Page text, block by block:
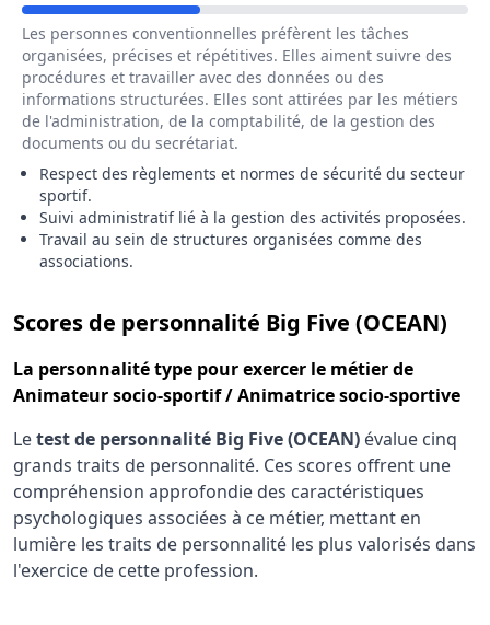
Les personnes conventionnelles préfèrent les tâches
organisées, précises et répétitives. Elles aiment suivre des
procédures et travailler avec des données ou des
informations structurées. Elles sont attirées par les métiers
de l'administration, de la comptabilité, de la gestion des
documents ou du secrétariat.
Respect des règlements et normes de sécurité du secteur
sportif.
Suivi administratif lié à la gestion des activités proposées.
Travail au sein de structures organisées comme des
associations.
Scores de personnalité Big Five (OCEAN)
La personnalité type pour exercer le métier de
Animateur socio-sportif / Animatrice socio-sportive
Letest de personnalité Big Five (OCEAN) évalue cinq
grands traits de personnalité. Ces scores offrent une
compréhension approfondie des caractéristiques
psychologiques associées à ce métier, mettant en
lumière les traits de personnalité les plus valorisés dans
l'exercice de cette profession.